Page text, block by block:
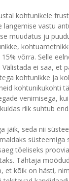
kohtunikele
vastu
muudatus ju
võrra. Selle
ei saa,
kohtunikke ja
kohtunikukohti
venimisega,
riik suhtub
jäik, seda nii
tõeliseks
Tähtaja
et kõik on hästi,